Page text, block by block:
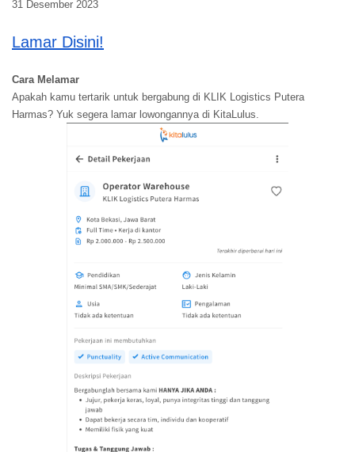
31 Desember 2023
Lamar Disini!
Cara Melamar
Apakah kamu tertarik untuk bergabung di KLIK Logistics Putera
Harmas? Yuk segera lamar lowongannya di KitaLulus.